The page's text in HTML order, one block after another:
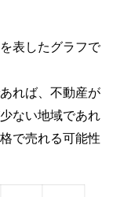
表したグラフで
れば、不動産が
ない地域であれ
で売れる可能性